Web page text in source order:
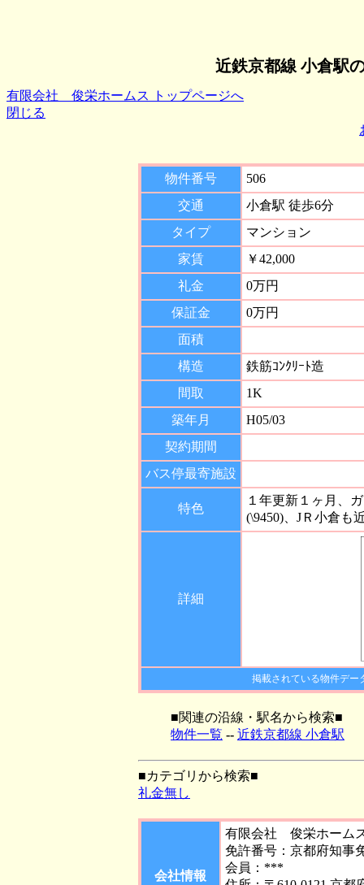
近鉄京都線 小倉駅
有限会社 俊栄ホームス トップページへ
閉じる
物件番号
506
交通
小倉駅 徒歩6分
タイプ
マンション
家賃
￥42,000
礼金
0万円
保証金
0万円
面積
構造
鉄筋ｺﾝｸﾘｰﾄ造
間取
1K
築年月
H05/03
契約期間
バス停最寄施設
特色
１年更新１ヶ月、
(\9450)、JＲ小倉も
詳細
掲載されている物件デー
■関連の沿線・駅名から検索■
物件一覧 -- 近鉄京都線 小倉駅
■カテゴリから検索■
礼金無し
会社情報
有限会社 俊栄ホーム
免許番号：京都府知事
会員：***